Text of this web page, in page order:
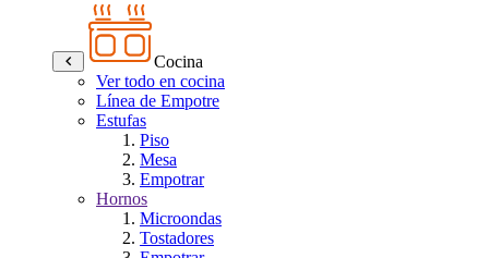
Cocina
Ver todo en cocina
Línea de Empotre
Estufas
Piso
Mesa
Empotrar
Hornos
Microondas
Tostadores